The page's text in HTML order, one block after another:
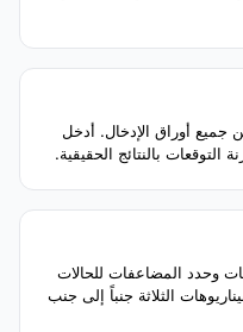
جميع أوراق الإدخال. أدخل
التوقعات بالنتائج الحقيقية.
وحدد المضاعفات للحالات
الثلاثة جنباً إلى جنب